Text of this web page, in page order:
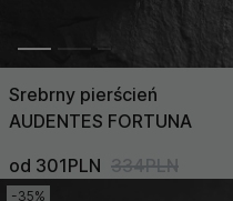
Srebrny pierścień
AUDENTES FORTUNA
od 301PLN 334PLN
-35%